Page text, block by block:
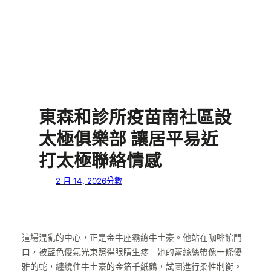
東森和診所疫苗南社區設
太極俱樂部 讓居平易近
打太極聯絡情感
2 月 14, 2026分數
這場混亂的中心，正是金牛座霸總牛土豪。他站在咖啡館門
口，被藍色傻氣光束照得眼睛生疼。她的蕾絲絲帶像一條優
雅的蛇，纏繞住牛土豪的金箔千紙鶴，試圖進行柔性制衡。